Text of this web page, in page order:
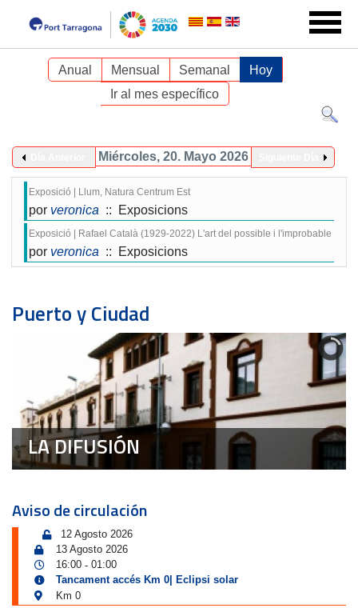
Anual Mensual Semanal
Hoy
Ir al mes específico
Miércoles, 20. Mayo 2026
Exposició | Llum, Natura Centrum Est
por veronica :: Exposicions
Exposició | Rafael Català (1929-2022) L'art del possible i l'improbable
por veronica :: Exposicions
Puerto y Ciudad
LA DIFUSIÓN
Aviso de circulación
12 Agosto 2026
13 Agosto 2026
16:00 - 01:00
Tancament accés Km 0| Eclipsi solar
Km 0